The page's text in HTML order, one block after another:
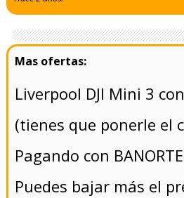
Liverpool DJI Mini 3
(tienes que ponerle el
Pagando con
Puedes bajar más el